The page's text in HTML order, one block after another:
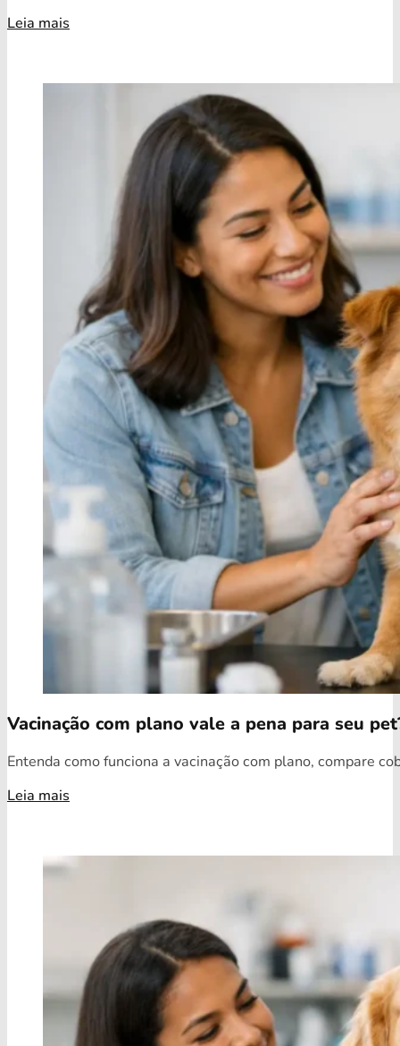
Leia mais
Vacinação com plano vale a pena para seu
Entenda como funciona a vacinação com plano, compare
Leia mais